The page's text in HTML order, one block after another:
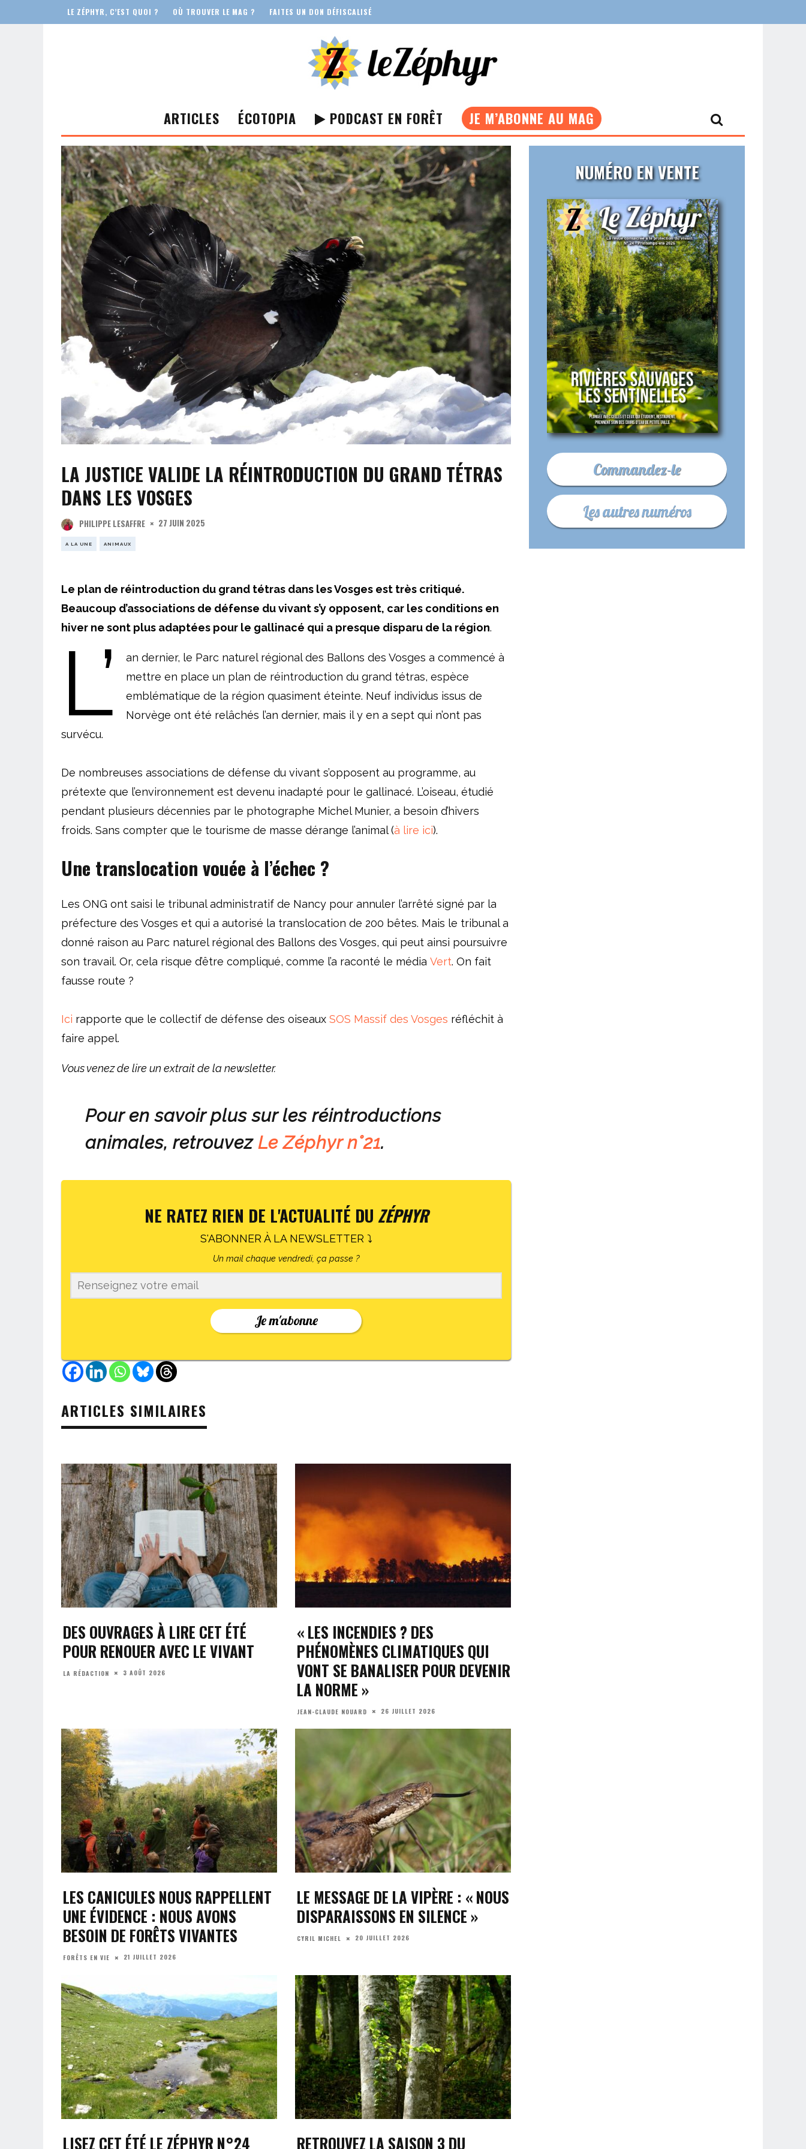
LE ZÉPHYR, C’EST QUOI ? OÙ TROUVER LE MAG ? FAITES UN DON DÉFISCALISÉ
ARTICLES ÉCOTOPIA PODCAST EN FORÊT JE M’ABONNE AU MAG
LA JUSTICE VALIDE LA RÉINTRODUCTION DU GRAND TÉTRAS
DANS LES VOSGES
PHILIPPE LESAFFRE 27 JUIN 2025
A LA UNE ANIMAUX
Le plan de réintroduction du grand tétras dans les Vosges est très critiqué.
Beaucoup d’associations de défense du vivant s’y opposent, car les conditions en
hiver ne sont plus adaptées pour le gallinacé qui a presque disparu de la région.
L’
an dernier, le Parc naturel régional des Ballons des Vosges a commencé à
mettre en place un plan de réintroduction du grand tétras, espèce
emblématique de la région quasiment éteinte. Neuf individus issus de
Norvège ont été relâchés l’an dernier, mais il y en a sept qui n’ont pas
survécu.
De nombreuses associations de défense du vivant s’opposent au programme, au
prétexte que l’environnement est devenu inadapté pour le gallinacé. L’oiseau, étudié
pendant plusieurs décennies par le photographe Michel Munier, a besoin d’hivers
froids. Sans compter que le tourisme de masse dérange l’animal (à lire ici).
Une translocation vouée à l’échec ?
Les ONG ont saisi le tribunal administratif de Nancy pour annuler l’arrêté signé par la
préfecture des Vosges et qui a autorisé la translocation de 200 bêtes. Mais le tribunal a
donné raison au Parc naturel régional des Ballons des Vosges, qui peut ainsi poursuivre
son travail. Or, cela risque d’être compliqué, comme l’a raconté le média Vert. On fait
fausse route ?
Ici rapporte que le collectif de défense des oiseaux SOS Massif des Vosges réfléchit à
faire appel.
Vous venez de lire un extrait de la newsletter.
Pour en savoir plus sur les réintroductions
animales, retrouvez Le Zéphyr n°21.
NE RATEZ RIEN DE L'ACTUALITÉ DU ZÉPHYR
S'ABONNER À LA NEWSLETTER ⤵
Un mail chaque vendredi, ça passe ?
Je m'abonne
ARTICLES SIMILAIRES
DES OUVRAGES À LIRE CET ÉTÉ
POUR RENOUER AVEC LE VIVANT
LA RÉDACTION 3 AOÛT 2026
« LES INCENDIES ? DES
PHÉNOMÈNES CLIMATIQUES QUI
VONT SE BANALISER POUR DEVENIR
LA NORME »
JEAN-CLAUDE NOUARD 26 JUILLET 2026
LES CANICULES NOUS RAPPELLENT
UNE ÉVIDENCE : NOUS AVONS
BESOIN DE FORÊTS VIVANTES
FORÊTS EN VIE 21 JUILLET 2026
LE MESSAGE DE LA VIPÈRE : « NOUS
DISPARAISSONS EN SILENCE »
CYRIL MICHEL 20 JUILLET 2026
LISEZ CET ÉTÉ LE ZÉPHYR N°24 RETROUVEZ LA SAISON 3 DU
NUMÉRO EN VENTE
Commandez-le
Les autres numéros